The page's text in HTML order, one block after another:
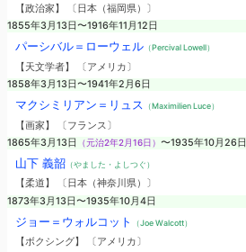
【政治家】 〔日本（福岡県）〕
1855年3月13日〜1916年11月12日
パーシバル＝ローウェル（Percival Lowell）
【天文学者】 〔アメリカ〕
1858年3月13日〜1941年2月6日
マクシミリアン＝リュス （Maximilien Luce）
【画家】 〔フランス〕
1865年3月13日
（元治2年2月16日） 〜1935年10月26日
山下 義韶（やました・よしつぐ）
【柔道】 〔日本（神奈川県）〕
1873年3月13日〜1935年10月4日
ジョー＝ウォルコット （Joe Walcott）
【ボクシング】 〔アメリカ〕